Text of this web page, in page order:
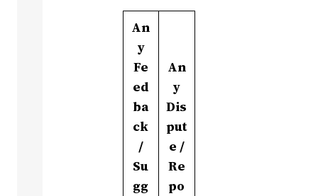
An
y
Fe
ed
ba
ck
/
Su
gg
An
y
Dis
put
e /
Re
po